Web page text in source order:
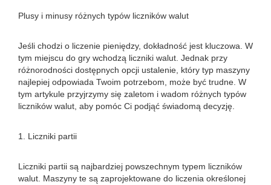
Plusy i minusy różnych typów liczników walut
Jeśli chodzi o liczenie pieniędzy, dokładność jest kluczowa. W
tym miejscu do gry wchodzą liczniki walut. Jednak przy
różnorodności dostępnych opcji ustalenie, który typ maszyny
najlepiej odpowiada Twoim potrzebom, może być trudne. W
tym artykule przyjrzymy się zaletom i wadom różnych typów
liczników walut, aby pomóc Ci podjąć świadomą decyzję.
1. Liczniki partii
Liczniki partii są najbardziej powszechnym typem liczników
walut. Maszyny te są zaprojektowane do liczenia określonej